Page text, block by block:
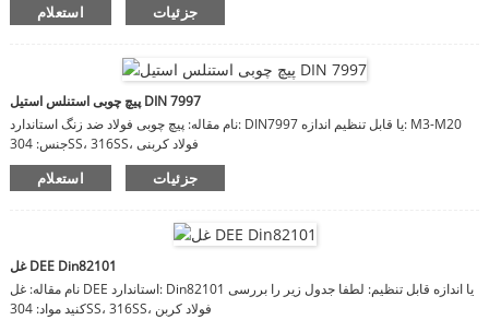
استعلام جزئیات
پیچ چوبی استنلس استیل DIN 7997
نام مقاله: پیچ چوبی فولاد ضد زنگ استاندارد: DIN7997 یا قابل تنظیم اندازه: M3-M20
جنس: 304SS، 316SS، فولاد کربنی
استعلام جزئیات
غل DEE Din82101
نام مقاله: غل DEE استاندارد: Din82101 یا اندازه قابل تنظیم: لطفا جدول زیر را بررسی
کنید مواد: 304SS، 316SS، فولاد کربن